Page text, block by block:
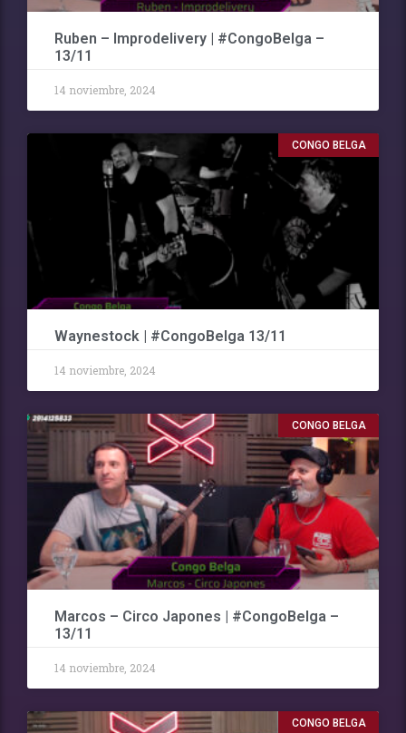
Ruben – Improdelivery | #CongoBelga –
13/11
14 noviembre, 2024
CONGO BELGA
Waynestock | #CongoBelga 13/11
14 noviembre, 2024
CONGO BELGA
Marcos – Circo Japones | #CongoBelga –
13/11
14 noviembre, 2024
CONGO BELGA